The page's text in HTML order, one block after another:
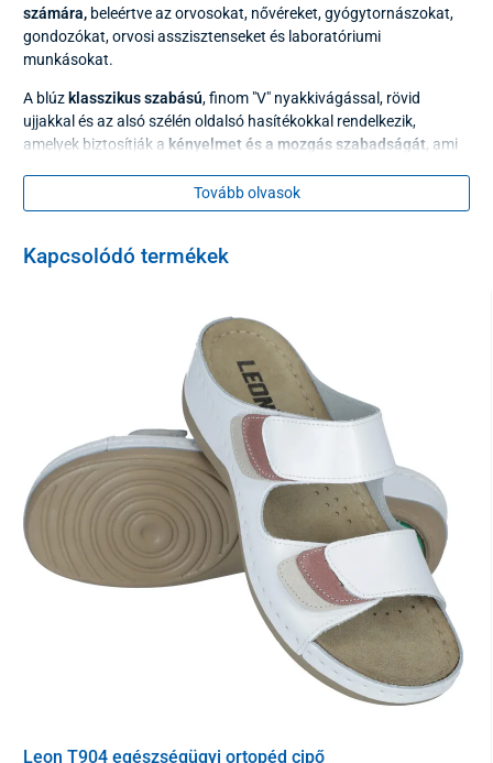
számára, beleértve az orvosokat, nővéreket, gyógytornászokat,
gondozókat, orvosi asszisztenseket és laboratóriumi
munkásokat.
A blúz klasszikus szabású, finom "V" nyakkivágással, rövid
ujjakkal és az alsó szélén oldalsó hasítékokkal rendelkezik,
amelyek biztosítják a kényelmet és a mozgás szabadságát, ami
A blúzon 2 praktikus zseb található kisebb orvosi eszközök
tárolására, amelyeknek mindig kéznél kell lenniük. Az egyik
csípőmagasságban, a másik a mellkason található.
A pamut és poliészter kombinációjából készült ruha optimálisan
kellemes és kényelmes tapintású
Mosógépben akár 40 °C-on mosható ésegyszerűen vasalható
Az Unidress Comfort orvosi blúz kombinálható az azonos nevű
stílusos, professzionális orvosi
Tovább olvasok
Kapcsolódó termékek
Leon T904 egészségügyi ortopéd cipő